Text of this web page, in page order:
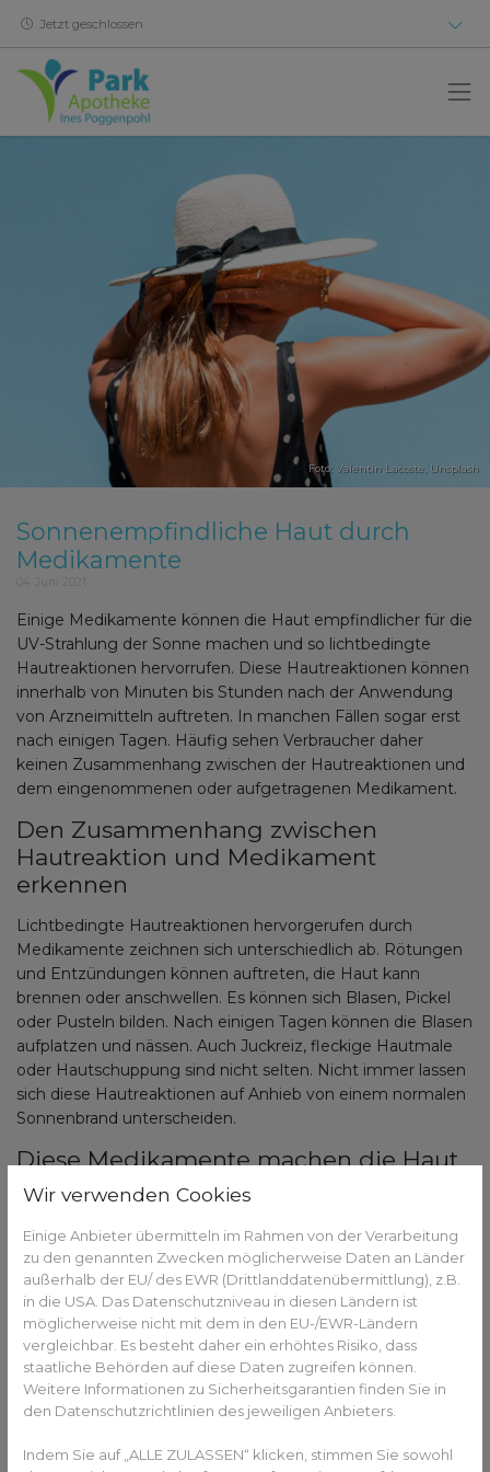
Jetzt geschlossen
Foto:Valentin Lacoste Unsplash
Sonnenempfindliche Haut durch
Medikamente
Einige Medikamente können die Haut empfindlicher für die
UV-Strahlung der Sonne machen und so lichtbedingte
Hautreaktionen hervorrufen. Diese Hautreaktionen können
innerhalb von Minuten bis Stunden nach der Anwendung
von Arzneimitteln auftreten. In manchen Fällen sogar erst
nach einigen Tagen. Häufig sehen Verbraucher daher
keinen Zusammenhang zwischen der Hautreaktionen und
dem eingenommenen oder aufgetragenen Medikament.
Den Zusammenhang zwischen
Hautreaktion und Medikament
erkennen
Lichtbedingte Hautreaktionen hervorgerufen durch
Medikamente zeichnen sich unterschiedlich ab. Rötungen
und Entzündungen können auftreten, die Haut kann
brennen oder anschwellen. Es können sich Blasen, Pickel
oder Pusteln bilden. Nach einigen Tagen können die Blasen
aufplatzen und nässen. Auch Juckreiz, fleckige Hautmale
oder Hautschuppung sind nicht selten. Nicht immer lassen
sich diese Hautreaktionen auf Anhieb von einem normalen
Sonnenbrand unterscheiden.
Diese Medikamente machen die Haut
besonders empfindlich gegen
Eine erhöhte Lichtempfindlichkeit der Haut kann durch die
Einnahme sowie durch die äußerliche Anwendung von
Arzneimitteln verursacht werden. Besonders häufig tritt
diese Reaktion im Zusammenhang mit diversen
Antibiotika, Johanniskraut oder Schmerz- und
Entzündungshemmern wie Naproxen und Diclofenac auf.
Aber auch einigen anderen Medikamenten konnte dieser
Diuretika wie Hydrochlorothiazid und einigen Herz-
Wir verwenden Cookies
Einige Anbieter übermitteln im Rahmen von der Verarbeitung
zu den genannten Zwecken möglicherweise Daten an Länder
außerhalb der EU/ des EWR (Drittlanddatenübermittlung), z.B.
in die USA. Das Datenschutzniveau in diesen Ländern ist
möglicherweise nicht mit dem in den EU-/EWR-Ländern
vergleichbar. Es besteht daher ein erhöhtes Risiko, dass
staatliche Behörden auf diese Daten zugreifen können.
Weitere Informationen zu Sicherheitsgarantien finden Sie in
den Datenschutzrichtlinien des jeweiligen Anbieters.
Indem Sie auf „ALLE ZULASSEN“ klicken, stimmen Sie sowohl